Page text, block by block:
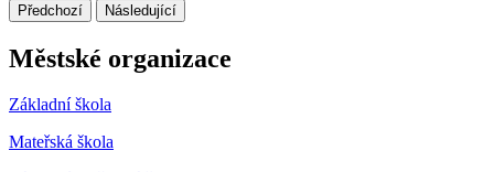
Předchozí Následující
Městské organizace
Základní škola
Mateřská škola